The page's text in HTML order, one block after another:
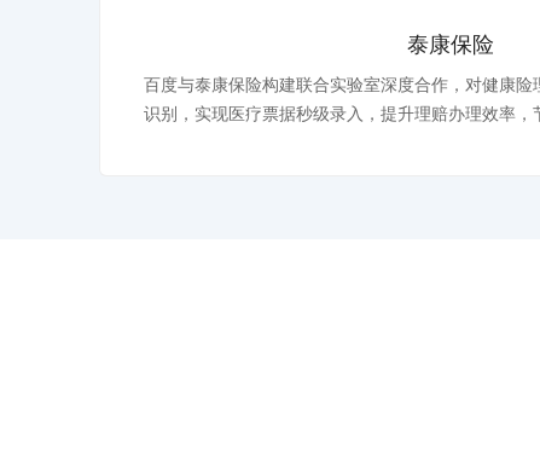
泰康保险
百度与泰康保险构建联合实验室深度合作，对健康
识别，实现医疗票据秒级录入，提升理赔办理效率，